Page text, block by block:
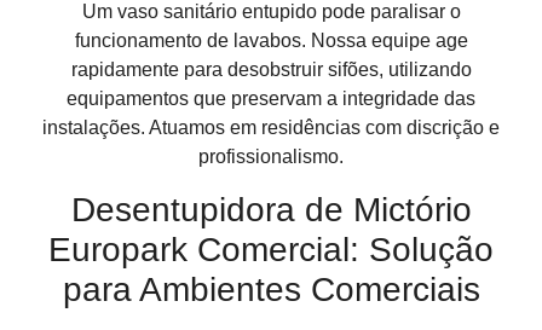
Um vaso sanitário entupido pode paralisar o
funcionamento de lavabos. Nossa equipe age
rapidamente para desobstruir sifões, utilizando
equipamentos que preservam a integridade das
instalações. Atuamos em residências com discrição e
profissionalismo.
Desentupidora de Mictório
Europark Comercial: Solução
para Ambientes Comerciais